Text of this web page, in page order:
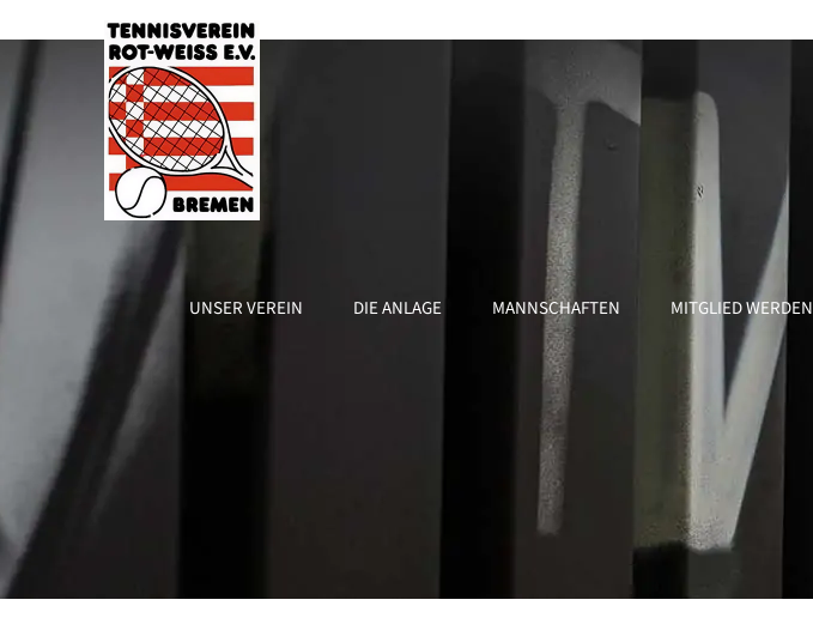
UNSER VEREIN DIE ANLAGE MANNSCHAFTEN MITGLIED WERDEN